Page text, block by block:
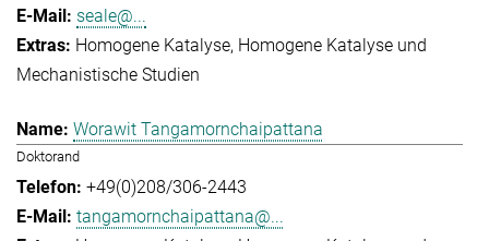
seale@...
Homogene Katalyse Homogene Katalyse und
Mechanistische Studien
Worawit Tangamornchaipattana
Doktorand
+49(0)208/306-2443
tangamornchaipattana@...